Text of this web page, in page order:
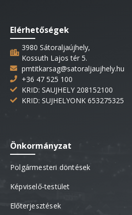
Elérhetőségek
3980 Sátoraljaújhely,
Kossuth Lajos tér 5.
pmtitkarsag@satoraljaujhely.hu
+36 47 525 100
KRID: SAUJHELY 208152100
KRID: SUJHELYONK 653275325
Önkormányzat
Polgármesteri döntések
Képviselő-testület
Előterjesztések